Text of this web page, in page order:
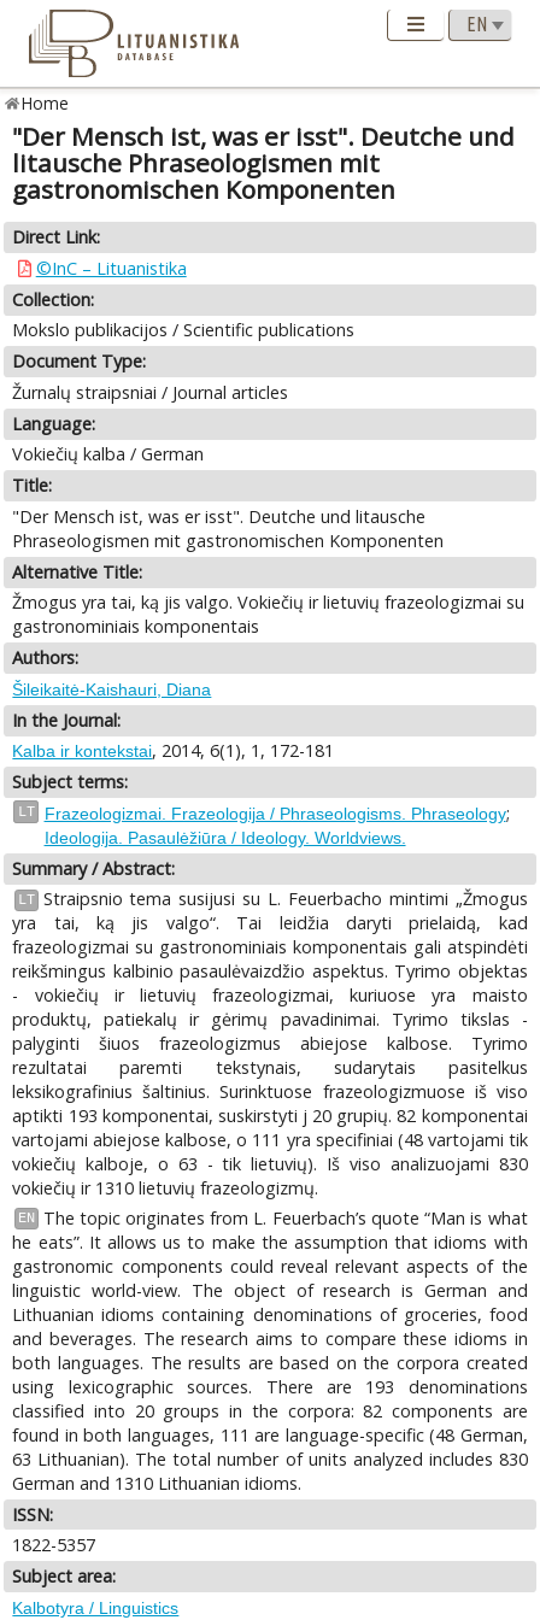
Home
"Der Mensch ist, was er isst". Deutche und
litausche Phraseologismen mit
gastronomischen Komponenten
Direct Link:
©InC – Lituanistika
Collection:
Mokslo publikacijos / Scientific publications
Document Type:
Žurnalų straipsniai / Journal articles
Language:
Vokiečių kalba / German
Title:
"Der Mensch ist, was er isst". Deutche und litausche
Phraseologismen mit gastronomischen Komponenten
Alternative Title:
Žmogus yra tai, ką jis valgo. Vokiečių ir lietuvių frazeologizmai su
gastronominiais komponentais
Authors:
Šileikaitė-Kaishauri, Diana
In the Journal:
Kalba ir kontekstai, 2014, 6(1), 1, 172-181
Subject terms:
LT Frazeologizmai. Frazeologija / Phraseologisms. Phraseology;
Ideologija. Pasaulėžiūra / Ideology. Worldviews.
Summary / Abstract:
LT Straipsnio tema susijusi su L. Feuerbacho mintimi „Žmogus
yra tai, ką jis valgo“. Tai leidžia daryti prielaidą, kad
frazeologizmai su gastronominiais komponentais gali atspindėti
reikšmingus kalbinio pasaulėvaizdžio aspektus. Tyrimo objektas
- vokiečių ir lietuvių frazeologizmai, kuriuose yra maisto
produktų, patiekalų ir gėrimų pavadinimai. Tyrimo tikslas -
palyginti šiuos frazeologizmus abiejose kalbose. Tyrimo
rezultatai paremti tekstynais, sudarytais pasitelkus
leksikografinius šaltinius. Surinktuose frazeologizmuose iš viso
aptikti 193 komponentai, suskirstyti j 20 grupių. 82 komponentai
vartojami abiejose kalbose, o 111 yra specifiniai (48 vartojami tik
vokiečių kalboje, o 63 - tik lietuvių). Iš viso analizuojami 830
vokiečių ir 1310 lietuvių frazeologizmų.
EN
The topic originates from L. Feuerbach’s quote “Man is what
he eats”. It allows us to make the assumption that idioms with
gastronomic components could reveal relevant aspects of the
linguistic world-view. The object of research is German and
Lithuanian idioms containing denominations of groceries, food
and beverages. The research aims to compare these idioms in
both languages. The results are based on the corpora created
using lexicographic sources. There are 193 denominations
classified into 20 groups in the corpora: 82 components are
found in both languages, 111 are language-specific (48 German,
63 Lithuanian). The total number of units analyzed includes 830
German and 1310 Lithuanian idioms.
ISSN:
1822-5357
Subject area:
Kalbotyra / Linguistics